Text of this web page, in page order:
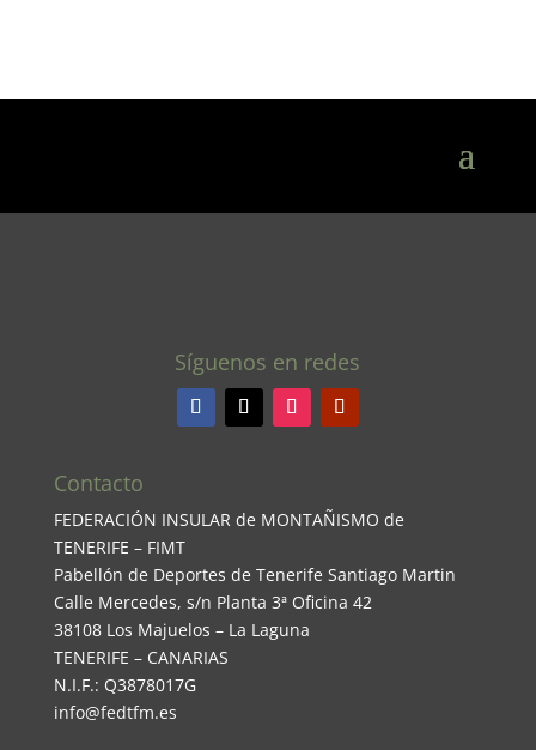
Síguenos en redes
Contacto
FEDERACIÓN INSULAR de MONTAÑISMO de
TENERIFE – FIMT
Pabellón de Deportes de Tenerife Santiago Martin
Calle Mercedes, s/n Planta 3ª Oficina 42
38108 Los Majuelos – La Laguna
TENERIFE – CANARIAS
N.I.F.: Q3878017G
info@fedtfm.es